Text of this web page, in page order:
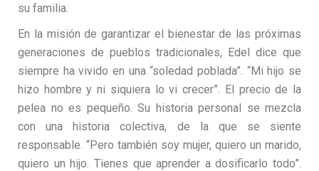
su familia.
En la misión de garantizar el bienestar de las próximas
generaciones de pueblos tradicionales, Edel dice que
siempre ha vivido en una “soledad poblada”. “Mi hijo se
hizo hombre y ni siquiera lo vi crecer”. El precio de la
pelea no es pequeño. Su historia personal se mezcla
con una historia colectiva, de la que se siente
responsable. “Pero también soy mujer, quiero un marido,
quiero un hijo. Tienes que aprender a dosificarlo todo”.